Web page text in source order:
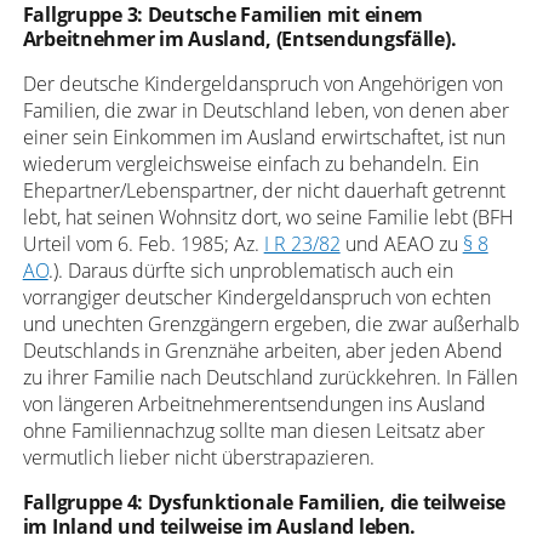
Fallgruppe 3: Deutsche Familien mit einem
Arbeitnehmer im Ausland, (Entsendungsfälle).
Der deutsche Kindergeldanspruch von Angehörigen von
Familien, die zwar in Deutschland leben, von denen aber
einer sein Einkommen im Ausland erwirtschaftet, ist nun
wiederum vergleichsweise einfach zu behandeln. Ein
Ehepartner/Lebenspartner, der nicht dauerhaft getrennt
lebt, hat seinen Wohnsitz dort, wo seine Familie lebt (BFH
Urteil vom 6. Feb. 1985; Az. I R 23/82 und AEAO zu § 8
AO.). Daraus dürfte sich unproblematisch auch ein
vorrangiger deutscher Kindergeldanspruch von echten
und unechten Grenzgängern ergeben, die zwar außerhalb
Deutschlands in Grenznähe arbeiten, aber jeden Abend
zu ihrer Familie nach Deutschland zurückkehren. In Fällen
von längeren Arbeitnehmerentsendungen ins Ausland
ohne Familiennachzug sollte man diesen Leitsatz aber
vermutlich lieber nicht überstrapazieren.
Fallgruppe 4: Dysfunktionale Familien, die teilweise
im Inland und teilweise im Ausland leben.